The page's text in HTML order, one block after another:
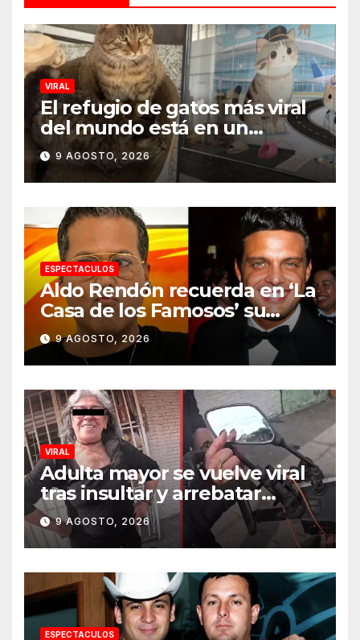
VIRAL
El refugio de gatos más viral
del mundo está en un
aeropuerto internacional y
tiene a tres felinos
patrullando las puertas de
embarque
9 AGOSTO, 2026
ESPECTACULOS
Aldo Rendón recuerda en ‘La
Casa de los Famosos’ su
encuentro con Luis Miguel
9 AGOSTO, 2026
VIRAL
Adulta mayor se vuelve viral
tras insultar y arrebatar
celular a repartidor
9 AGOSTO, 2026
ESPECTACULOS